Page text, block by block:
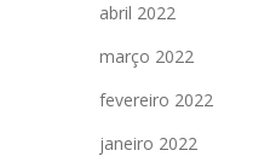
abril 2022
março 2022
fevereiro 2022
janeiro 2022